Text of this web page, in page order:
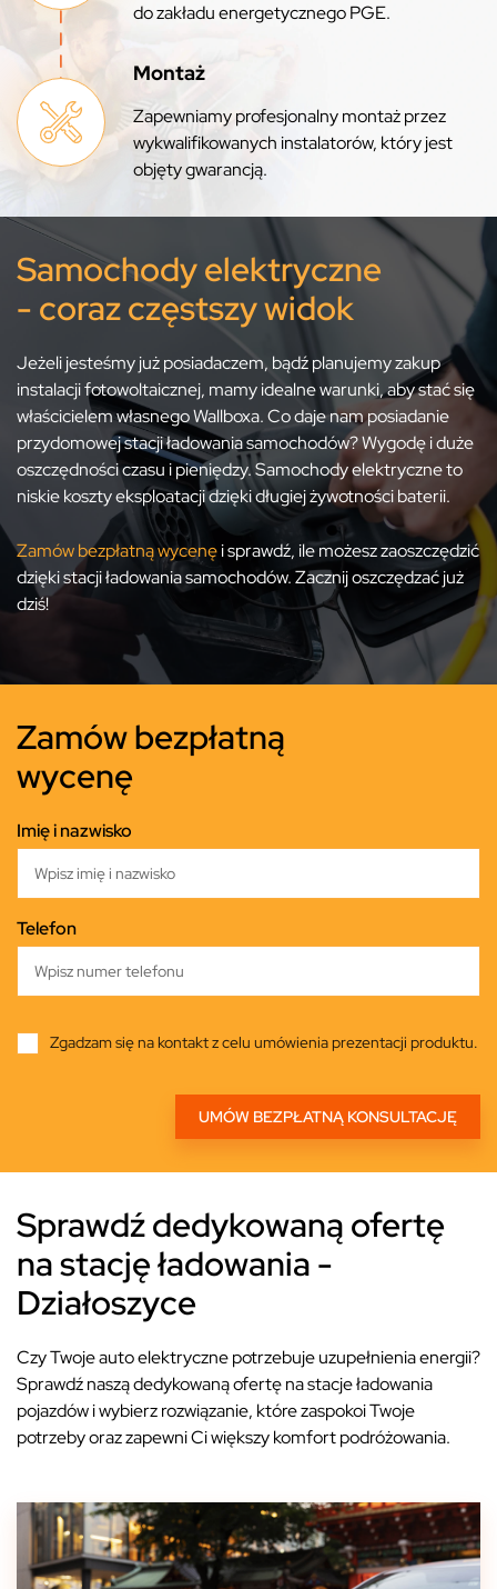
do zakładu energetycznego PGE.
Montaż
Zapewniamy profesjonalny montaż przez
wykwalifikowanych instalatorów, który jest
objęty gwarancją.
Samochody elektryczne
- coraz częstszy widok
Jeżeli jesteśmy już posiadaczem, bądź planujemy zakup
instalacji fotowoltaicznej, mamy idealne warunki, aby stać się
właścicielem własnego Wallboxa. Co daje nam posiadanie
przydomowej stacji ładowania samochodów? Wygodę i duże
oszczędności czasu i pieniędzy. Samochody elektryczne to
niskie koszty eksploatacji dzięki długiej żywotności baterii.
Zamów bezpłatną wycenęi sprawdź, ile możesz zaoszczędzić
dzięki stacji ładowania samochodów. Zacznij oszczędzać już
dziś!
Zamów bezpłatną
wycenę
Imię i nazwisko
Telefon
Zgadzam się na kontakt z celu umówienia prezentacji produktu.
Sprawdź dedykowaną ofertę
na stację ładowania -
Działoszyce
Czy Twoje auto elektryczne potrzebuje uzupełnienia energii?
Sprawdź naszą dedykowaną ofertę na stacje ładowania
pojazdów i wybierz rozwiązanie, które zaspokoi Twoje
potrzeby oraz zapewni Ci większy komfort podróżowania.